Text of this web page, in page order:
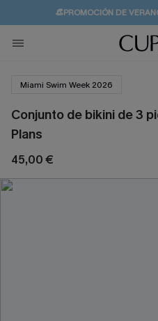
👒PROMOCIÓN DE
💌¡SUSCRIBIRSE &
🚚ENVÍO GRATUITO
Miami Swim Week 2026
Conjunto de bikini de 3
Plans
45,00 €